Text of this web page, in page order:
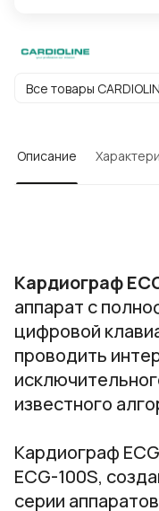
Все товары
Описание
Кардиограф
аппарат с
цифровой
проводить
известного
Кардиограф
ECG-100S,
серии